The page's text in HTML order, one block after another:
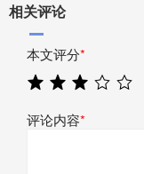
相关评论
本文评分*
评论内容*